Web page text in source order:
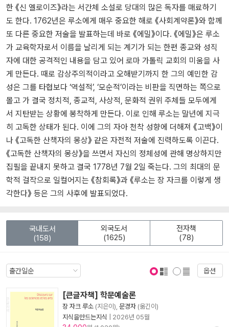
한 《신 엘로이즈》라는 서간체 소설로 당대의 많은 독자를 매료하기
도 한다. 1762년은 루소에게 매우 중요한 해로 《사회계약론》와 함께
또 다른 중요한 저술을 발표하는데 바로 《에밀》이다. 《에밀》은 루소
가 교육학자로서 이름을 날리게 되는 계기가 되는 한편 종교와 성직
자에 대한 공격적인 내용을 담고 있어 로마 가톨릭 교회의 미움을 사
게 만든다. 때로 감상주의적이라고 오해받기까지 한 그의 예민한 감
성은 그를 타협보다 ‘역설적’, ‘모순적’이라는 비판을 직면하는 쪽으로
몰고 가 결국 정치적, 종교적, 사상적, 문화적 권위 주체들 모두에게
서 지탄받는 상황에 봉착하게 만든다. 이로 인해 루소는 말년에 지극
히 고독한 상태가 된다. 이에 그의 자아 천착 성향에 더해져 《고백》이
나 《고독한 산책자의 몽상》 같은 자전적 저술에 진력하도록 이끈다.
《고독한 산책자의 몽상》을 쓰면서 자신의 정체성에 관해 명상하지만
집필을 끝내지 못하고 결국 1778년 7월 2일 죽는다. 그의 최대의 문
학적 걸작으로 일컬어지는 《참회록》과 《루소는 장 자크를 이렇게 생
각한다》 등은 그의 사후에 발표되었다.
국내도서
(158)
외국도서
(1625)
전자책
(78)
옵션
[큰글자책] 학문예술론
장 자크 루소 (지은이), 문경자 (옮긴이)
지식을만드는지식
2026년 05월